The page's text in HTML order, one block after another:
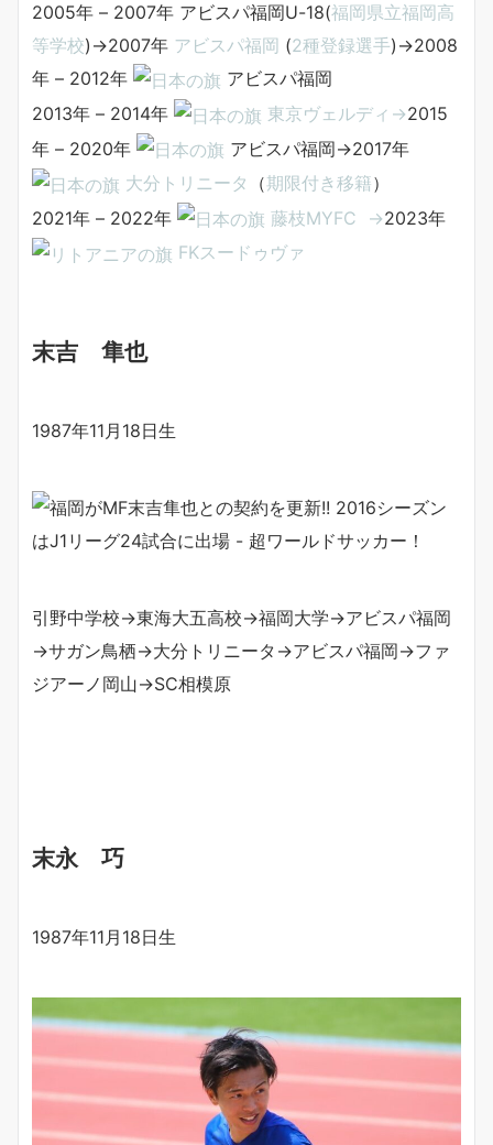
2005年 – 2007年 アビスパ福岡U-18(福岡県立福岡高
等学校)→2007年 アビスパ福岡 (2種登録選手)→2008
年 – 2012年
アビスパ福岡
2013年 – 2014年
東京ヴェルディ→2015
年 – 2020年
アビスパ福岡→2017年
大分トリニータ
（期限付き移籍）
2021年 – 2022年
藤枝MYFC →2023年
FKスードゥヴァ
末吉 隼也
1987年11月18日生
引野中学校→東海大五高校→福岡大学→アビスパ福岡
→サガン鳥栖→大分トリニータ→アビスパ福岡→ファ
ジアーノ岡山→SC相模原
末永 巧
1987年11月18日生